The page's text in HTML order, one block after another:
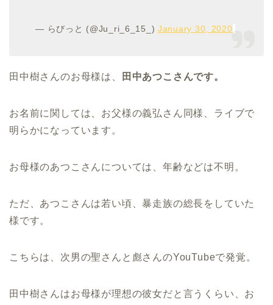
— らびっと (@Ju_ri_6_15_)January 30, 2020
田中樹さんのお母様は、 田中あつこさんです。
お名前に関しては、お父様の義弘さん同様、ライブで
明らかになっています。
お母様のあつこさんについては、年齢などは不明。
ただ、あつこさんは若い頃、暴走族の総長をしていた
様です。
こちらは、次男の聖さんと彪さんのYouTubeで発覚。
田中樹さんはお母様が理想の彼女だと言うくらい、お